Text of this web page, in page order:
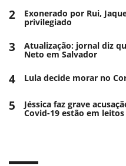
2 Exonerado por Rui,
privilegiado
3 Atualização: jornal diz
Neto em Salvador
4 Lula decide morar no
5 Jéssica faz grave
Covid-19 estão em